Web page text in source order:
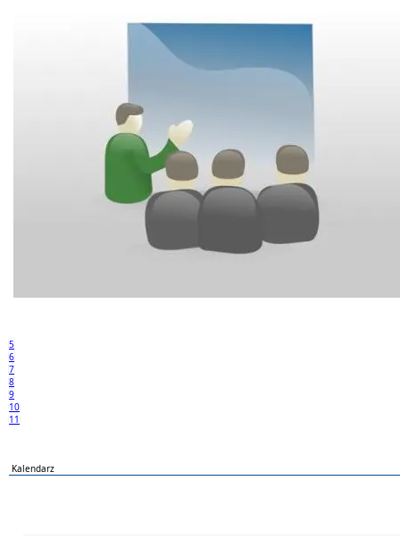
5
6
7
8
9
10
11
Kalendarz